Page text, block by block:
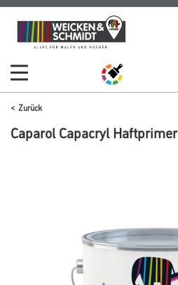
Zum
Inhalt
Zum
Navigationsmenü
Zurück
Caparol Capacryl Haftprimer